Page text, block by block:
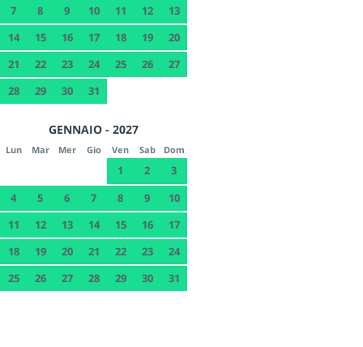
7
8 9 10 11 12
13
14
15 16 17 18 19
20
21
22 23 24 25 26
27
28
29 30 31
GENNAIO - 2027
Lun Mar Mer Gio Ven Sab Dom
1 2
3
4
5 6 7 8 9
10
11
12 13 14 15 16
17
18
19 20 21 22 23
24
25
26 27 28 29 30 31